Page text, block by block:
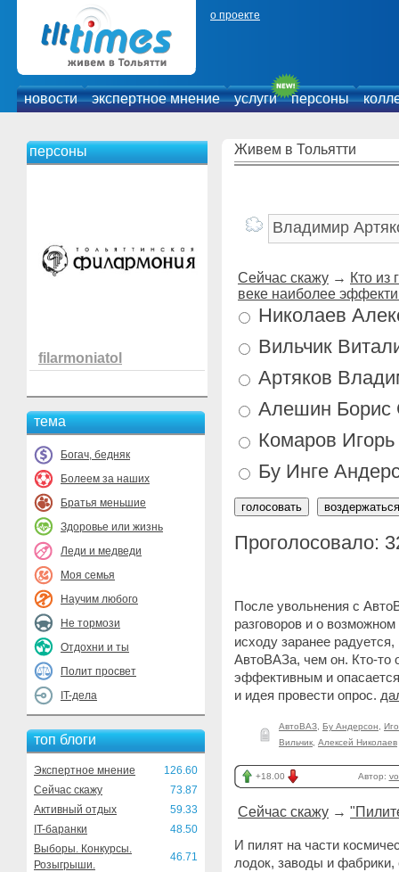
о проекте
новости экспертное мнение услуги персоны
персоны
filarmoniatol
тема
Богач, бедняк
Болеем за наших
Братья меньшие
Здоровье или жизнь
Леди и медведи
Моя семья
Научим любого
Не тормози
Отдохни и ты
Полит просвет
IT-дела
топ блоги
Экспертное мнение
126.60
Сейчас скажу
73.87
Активный отдых
59.33
IT-баранки
48.50
Выборы. Конкурсы.
Розыгрыши.
46.71
Живем в Тольятти
Сейчас скажу → Кто из
веке наиболее
Николаев
Вильчик
Артяков
Алешин Борис
Комаров
Бу Инге
Проголосовало:
После увольнения с
разговоров и о
исходу заранее
АвтоВАЗа, чем он. Кто-то
эффективным и
и идея провести опрос.
АвтоВАЗ Бу Андерсон
Вильчик Алексей Николаев
+18.00 Автор:
Сейчас скажу →
И пилят на части
лодок, заводы и